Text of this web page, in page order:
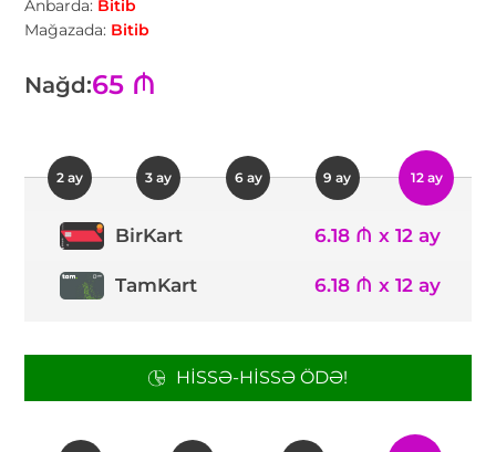
Anbarda: Bitib
Mağazada: Bitib
Nağd:65 ₼
2 ay 3 ay 6 ay 9 ay 12 ay
BirKart 6.18 ₼ x 12 ay
TamKart 6.18 ₼ x 12 ay
HISSƏ-HISSƏ ÖDƏ!